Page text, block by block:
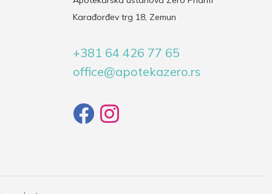
Karađorđev trg 18, Zemun
+381 64 426 77 65
office@apotekazero.rs